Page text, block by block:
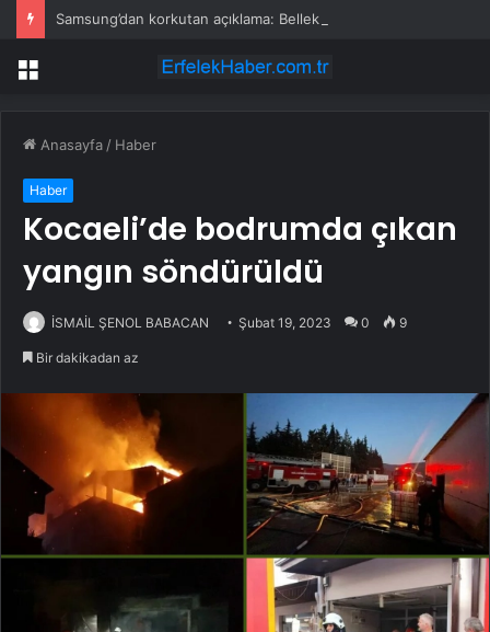
Menü
Anasayfa / Haber
Haber
Kocaeli’de bodrumda çıkan
yangın söndürüldü
İSMAİL ŞENOL BABACAN Şubat 19, 2023 0 9
Bir dakikadan az